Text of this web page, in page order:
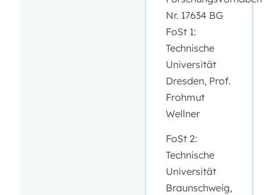
Nr. 17634 BG
FoSt 1:
Technische
Universität
Dresden, Prof.
Frohmut
Wellner
FoSt 2:
Technische
Universität
Braunschweig,